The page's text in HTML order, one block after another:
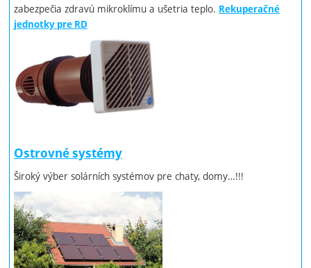
zabezpečia zdravú mikroklímu a ušetria teplo. Rekuperačné
jednotky pre RD
Ostrovné systémy
Široký výber solárních systémov pre chaty, domy…!!!